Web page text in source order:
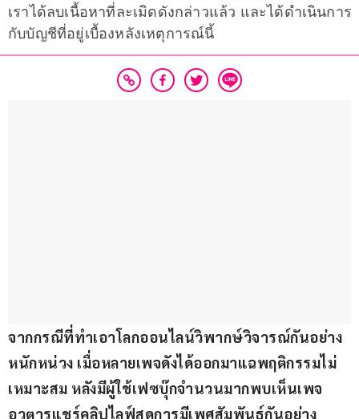
เราได้ลบเนื้อหาที่ละเมิดดังกล่าวแล้ว และได้ดำเนินการ
กับบัญชีที่อยู่เบื้องหลังเหตุการณ์นี้
จากกรณีที่ทำเอาโลกออนไลน์วิพากษ์วิจารณ์กันอย่าง
หนักหน่วง เมื่อหลายเพจดังได้ออกมาแฉพฤติกรรมไม่
เหมาะสม หลังมีผู้ใช้เฟซบุ๊กจำนวนมากพบเห็นเพจ
อวตารแชร์คลิปไลฟ์สดการมีเพศสัมพันธ์กันอย่าง